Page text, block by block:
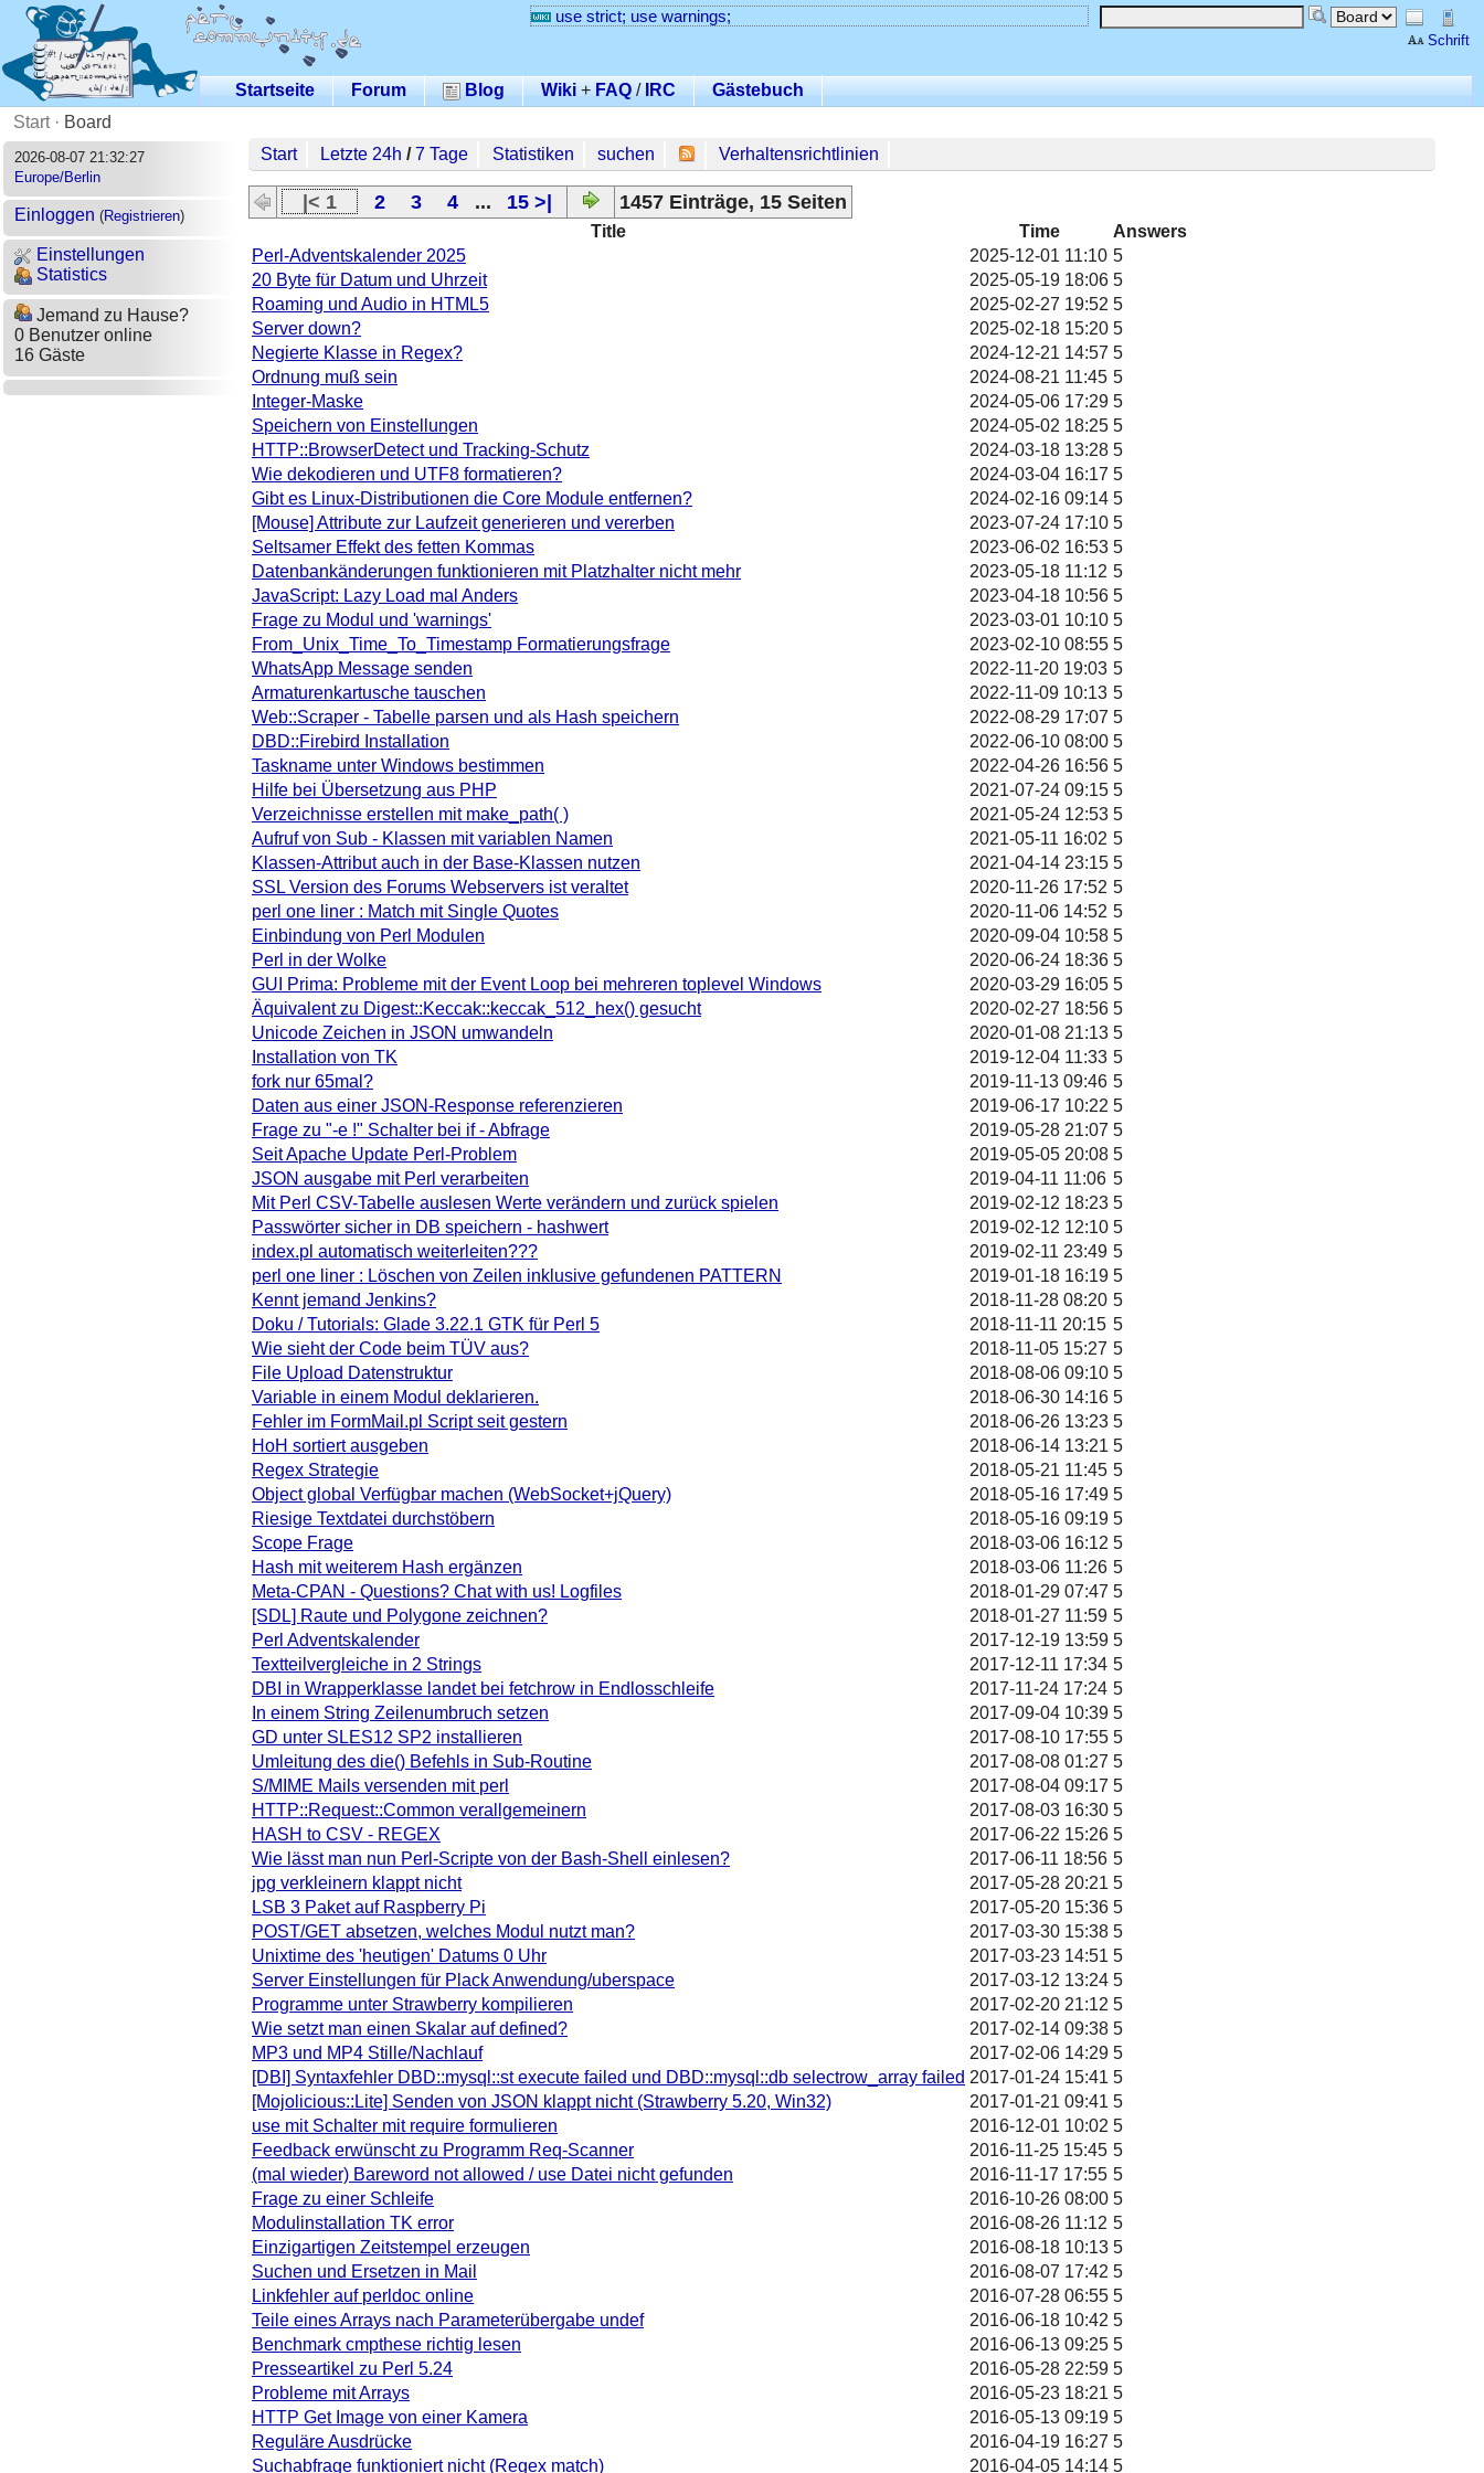
Schrift
use strict; use warnings;
Startseite Forum Blog Wiki+ FAQ /IRC
Gästebuch
Start· Board
2026-08-07 21:32:27
Europe/Berlin
Einloggen (Registrieren)
Einstellungen
Statistics
Jemand zu Hause?
0 Benutzer online
16 Gäste
Start Letzte 24h /7 Tage Statistiken suchen Verhaltensrichtlinien
|< 1 2 3 4 ... 15 >| 1457 Einträge, 15 Seiten
Title Time
Answers
Perl-Adventskalender 2025
2025-12-01 11:10 5
20 Byte für Datum und Uhrzeit
2025-05-19 18:06 5
Roaming und Audio in HTML5
2025-02-27 19:52 5
Server down?
2025-02-18 15:20 5
Negierte Klasse in Regex?
2024-12-21 14:57 5
Ordnung muß sein
2024-08-21 11:45 5
Integer-Maske
2024-05-06 17:29 5
Speichern von Einstellungen
2024-05-02 18:25 5
HTTP::BrowserDetect und Tracking-Schutz
2024-03-18 13:28 5
Wie dekodieren und UTF8 formatieren?
2024-03-04 16:17 5
Gibt es Linux-Distributionen die Core Module entfernen?
2024-02-16 09:14 5
[Mouse] Attribute zur Laufzeit generieren und vererben
2023-07-24 17:10 5
Seltsamer Effekt des fetten Kommas
2023-06-02 16:53 5
Datenbankänderungen funktionieren mit Platzhalter nicht mehr
2023-05-18 11:12 5
JavaScript: Lazy Load mal Anders
2023-04-18 10:56 5
Frage zu Modul und 'warnings'
2023-03-01 10:10 5
From_Unix_Time_To_Timestamp Formatierungsfrage
2023-02-10 08:55 5
WhatsApp Message senden
2022-11-20 19:03 5
Armaturenkartusche tauschen
2022-11-09 10:13 5
Web::Scraper - Tabelle parsen und als Hash speichern
2022-08-29 17:07 5
DBD::Firebird Installation
2022-06-10 08:00 5
Taskname unter Windows bestimmen
2022-04-26 16:56 5
Hilfe bei Übersetzung aus PHP
2021-07-24 09:15 5
Verzeichnisse erstellen mit make_path( )
2021-05-24 12:53 5
Aufruf von Sub - Klassen mit variablen Namen
2021-05-11 16:02 5
Klassen-Attribut auch in der Base-Klassen nutzen
2021-04-14 23:15 5
SSL Version des Forums Webservers ist veraltet
2020-11-26 17:52 5
perl one liner : Match mit Single Quotes
2020-11-06 14:52 5
Einbindung von Perl Modulen
2020-09-04 10:58 5
Perl in der Wolke
2020-06-24 18:36 5
GUI Prima: Probleme mit der Event Loop bei mehreren toplevel Windows
2020-03-29 16:05 5
Äquivalent zu Digest::Keccak::keccak_512_hex() gesucht
2020-02-27 18:56 5
Unicode Zeichen in JSON umwandeln
2020-01-08 21:13 5
Installation von TK
2019-12-04 11:33 5
fork nur 65mal?
2019-11-13 09:46 5
Daten aus einer JSON-Response referenzieren
2019-06-17 10:22 5
Frage zu "-e !" Schalter bei if - Abfrage
2019-05-28 21:07 5
Seit Apache Update Perl-Problem
2019-05-05 20:08 5
JSON ausgabe mit Perl verarbeiten
2019-04-11 11:06 5
Mit Perl CSV-Tabelle auslesen Werte verändern und zurück spielen
2019-02-12 18:23 5
Passwörter sicher in DB speichern - hashwert
2019-02-12 12:10 5
index.pl automatisch weiterleiten???
2019-02-11 23:49 5
perl one liner : Löschen von Zeilen inklusive gefundenen PATTERN
2019-01-18 16:19 5
Kennt jemand Jenkins?
2018-11-28 08:20 5
Doku / Tutorials: Glade 3.22.1 GTK für Perl 5
2018-11-11 20:15 5
Wie sieht der Code beim TÜV aus?
2018-11-05 15:27 5
File Upload Datenstruktur
2018-08-06 09:10 5
Variable in einem Modul deklarieren.
2018-06-30 14:16 5
Fehler im FormMail.pl Script seit gestern
2018-06-26 13:23 5
HoH sortiert ausgeben
2018-06-14 13:21 5
Regex Strategie
2018-05-21 11:45 5
Object global Verfügbar machen (WebSocket+jQuery)
2018-05-16 17:49 5
Riesige Textdatei durchstöbern
2018-05-16 09:19 5
Scope Frage
2018-03-06 16:12 5
Hash mit weiterem Hash ergänzen
2018-03-06 11:26 5
Meta-CPAN - Questions? Chat with us! Logfiles
2018-01-29 07:47 5
[SDL] Raute und Polygone zeichnen?
2018-01-27 11:59 5
Perl Adventskalender
2017-12-19 13:59 5
Textteilvergleiche in 2 Strings
2017-12-11 17:34 5
DBI in Wrapperklasse landet bei fetchrow in Endlosschleife
2017-11-24 17:24 5
In einem String Zeilenumbruch setzen
2017-09-04 10:39 5
GD unter SLES12 SP2 installieren
2017-08-10 17:55 5
Umleitung des die() Befehls in Sub-Routine
2017-08-08 01:27 5
S/MIME Mails versenden mit perl
2017-08-04 09:17 5
HTTP::Request::Common verallgemeinern
2017-08-03 16:30 5
HASH to CSV - REGEX
2017-06-22 15:26 5
Wie lässt man nun Perl-Scripte von der Bash-Shell einlesen?
2017-06-11 18:56 5
jpg verkleinern klappt nicht
2017-05-28 20:21 5
LSB 3 Paket auf Raspberry Pi
2017-05-20 15:36 5
POST/GET absetzen, welches Modul nutzt man?
2017-03-30 15:38 5
Unixtime des 'heutigen' Datums 0 Uhr
2017-03-23 14:51 5
Server Einstellungen für Plack Anwendung/uberspace
2017-03-12 13:24 5
Programme unter Strawberry kompilieren
2017-02-20 21:12 5
Wie setzt man einen Skalar auf defined?
2017-02-14 09:38 5
MP3 und MP4 Stille/Nachlauf
2017-02-06 14:29 5
[DBI] Syntaxfehler DBD::mysql::st execute failed und DBD::mysql::db selectrow_array failed 2017-01-24 15:41 5
[Mojolicious::Lite] Senden von JSON klappt nicht (Strawberry 5.20, Win32)
2017-01-21 09:41 5
use mit Schalter mit require formulieren
2016-12-01 10:02 5
Feedback erwünscht zu Programm Req-Scanner
2016-11-25 15:45 5
(mal wieder) Bareword not allowed / use Datei nicht gefunden
2016-11-17 17:55 5
Frage zu einer Schleife
2016-10-26 08:00 5
Modulinstallation TK error
2016-08-26 11:12 5
Einzigartigen Zeitstempel erzeugen
2016-08-18 10:13 5
Suchen und Ersetzen in Mail
2016-08-07 17:42 5
Linkfehler auf perldoc online
2016-07-28 06:55 5
Teile eines Arrays nach Parameterübergabe undef
2016-06-18 10:42 5
Benchmark cmpthese richtig lesen
2016-06-13 09:25 5
Presseartikel zu Perl 5.24
2016-05-28 22:59 5
Probleme mit Arrays
2016-05-23 18:21 5
HTTP Get Image von einer Kamera
2016-05-13 09:19 5
Reguläre Ausdrücke
2016-04-19 16:27 5
Suchabfrage funktioniert nicht (Regex match)
2016-04-05 14:14 5